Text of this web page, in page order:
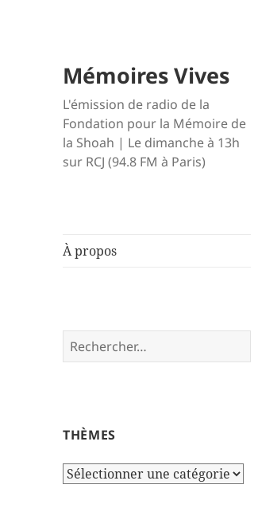
Mémoires Vives
L'émission de radio de la
Fondation pour la Mémoire de
la Shoah | Le dimanche à 13h
sur RCJ (94.8 FM à Paris)
À propos
Rechercher :
THÈMES
Thèmes